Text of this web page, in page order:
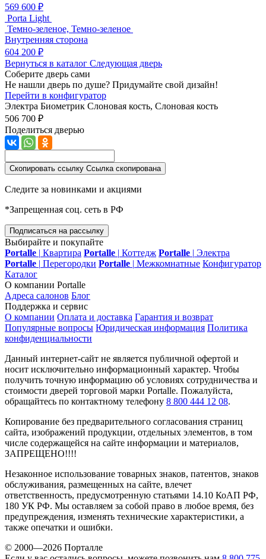
569 600 ₽
Porta Light
Темно-зеленое, Темно-зеленое
Внутренняя сторона
604 200 ₽
Вернуться в каталог Следующая дверь
Соберите дверь сами
Не нашли дверь по душе? Придумайте свой дизайн!
Перейти в конфигуратор
Электра Биометрик Слоновая кость, Слоновая кость
506 700 ₽
Поделиться дверью
Скопировать ссылку Ссылка скопирована
Следите за новинками и акциями
*Запрещенная соц. сеть в РФ
Подписаться на рассылку
Выбирайте и покупайте
Portalle | Квартира Portalle | Коттедж Portalle | Электра
Portalle | Перегородки Portalle | Межкомнатные Конфигуратор
Каталог
О компании Portalle
Адреса салонов Блог
Поддержка и сервис
О компании Оплата и доставка Гарантия и возврат
Популярные вопросы Юридическая информация Политика
конфиденциальности
Данный интернет-сайт не является публичной офертой и
носит исключительно информационный характер. Чтобы
получить точную информацию об условиях сотрудничества и
стоимости дверей торговой марки Portalle. Пожалуйста,
обращайтесь по контактному телефону 8 800 444 12 08.
Копирование без предварительного согласования страниц
сайта, изображений продукции, отдельных элементов, в том
числе содержащейся на сайте информации и материалов,
ЗАПРЕЩЕНО!!!!
Незаконное использование товарных знаков, патентов, знаков
обслуживания, размещенных на сайте, влечет
ответственность, предусмотренную статьями 14.10 КоАП РФ,
180 УК РФ. Мы оставляем за собой право в любое время, без
предупреждения, изменять технические характеристики, а
также опечатки и ошибки.
© 2000—2026 Порталле